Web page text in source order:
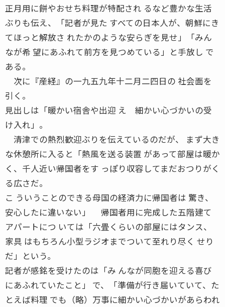
正月用に餅やおせち料理が特配され るなど豊かな生活
ぶりも伝え、「記者が見た すべての日本人が、朝鮮にき
てほっと解放さ れたかのような安らぎを見せ」「みん
なが希 望にあふれて前方を見つめている」と手放し で
ある。
次に『産経』の一九五九年十二月二四日の 社会面を
引く。
見出しは「暖かい宿舎や出迎 え 細かい心づかいの受
け入れ」。
清津での熱烈歓迎ぶりを伝えているのだが、 まず大き
な休憩所に入ると「熱風を送る装置 があって部屋は暖か
く、千人近い帰国者をす っぽり収容してまだおつりがく
る広さだ。
こ ういうことのできる母国の経済力に帰国者は 驚き、
安心したに違いない」 帰国者用に完成した五階建て
アパートにつ いては「六畳くらいの部屋にはタンス、
家具 はもちろん小型ラジオまでついて至れり尽く せり
だ」という。
記者が感銘を受けたのは「み んなが同胞を迎える喜び
にあふれていたこと」 で、「準備が行き届いていて、た
とえば料理 でも（略）万事に細かい心づかいがあらわれ